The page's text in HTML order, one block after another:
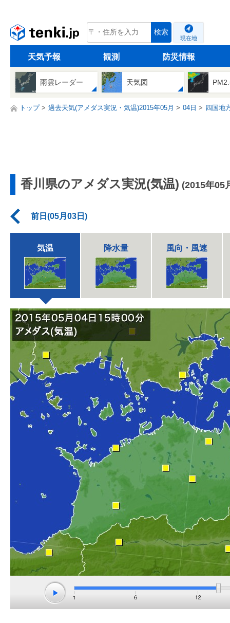
tenki.jp 検索
現在地
天気予報 観測 防災情報
雨雲レーダー 天気図
トップ 過去天気(アメダス実況・気温)2015年05月 04日 四国地
香川県のアメダス実況(気温) (2015年05
前日(05月03日)
気温 降水量 風向・風速